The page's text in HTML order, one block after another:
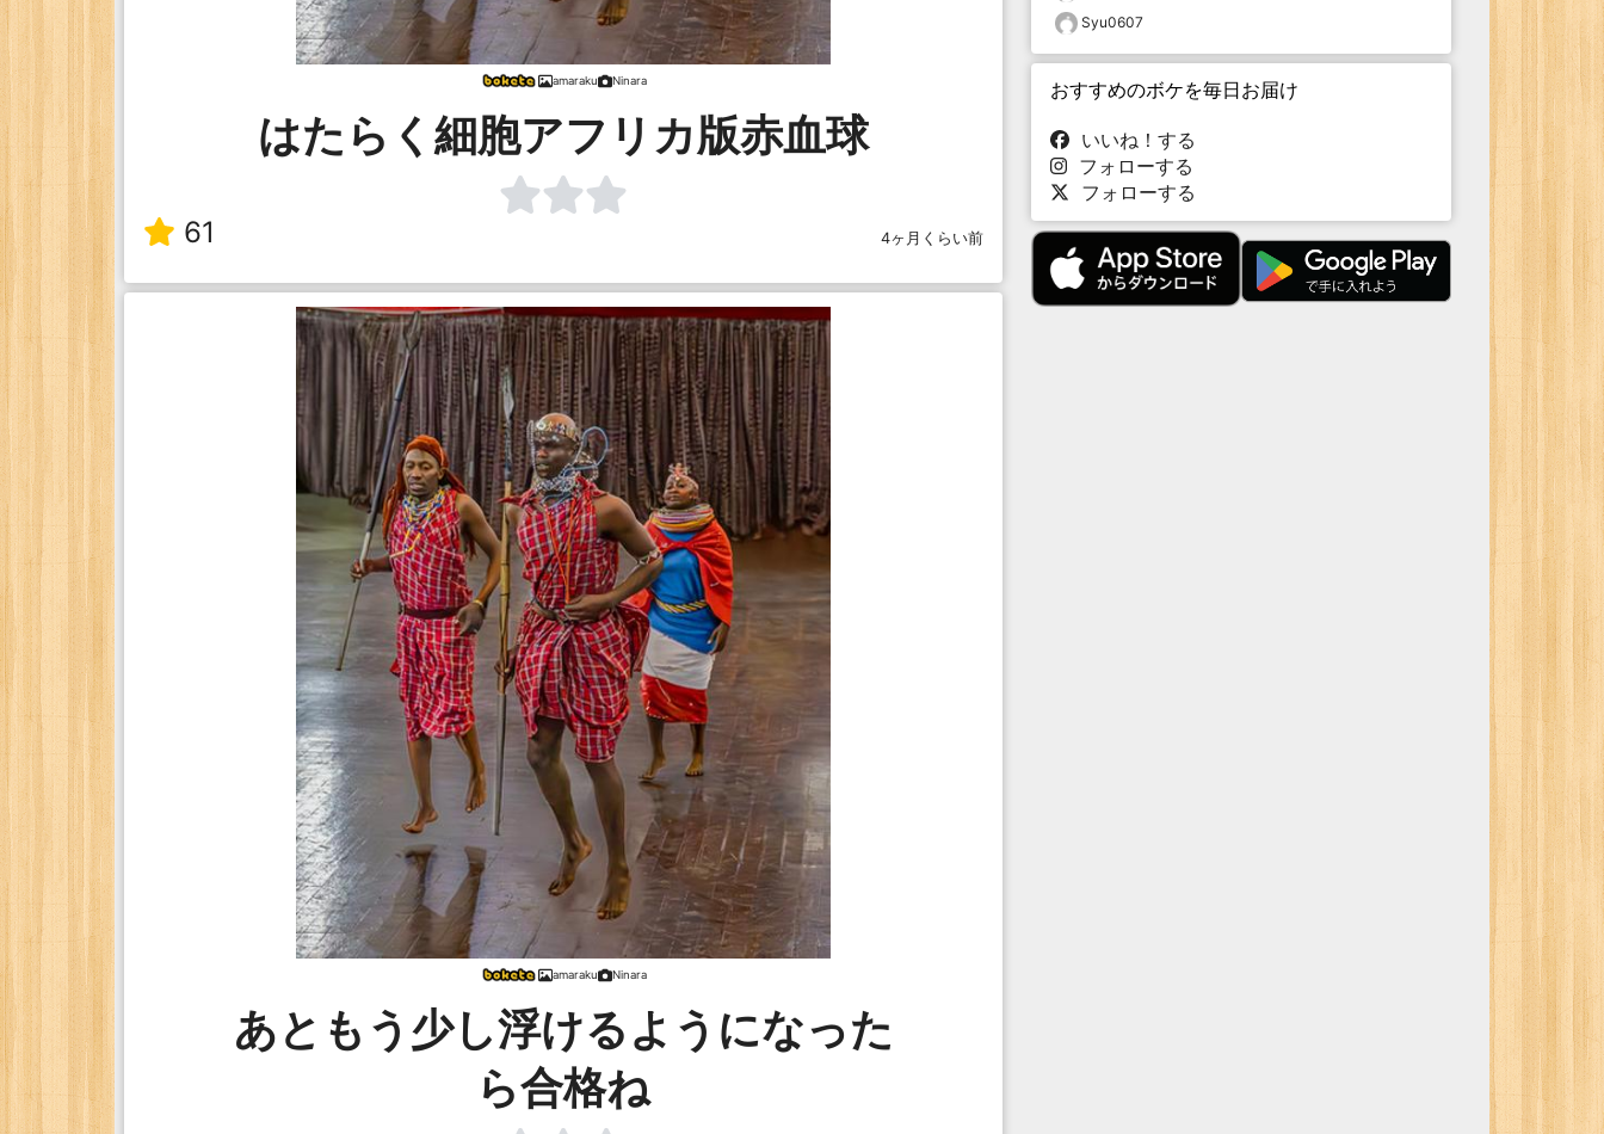
amaraku Ninara
はたらく細胞アフリカ版赤血球
61 4ヶ月くらい前
amaraku Ninara
あともう少し浮けるようになった
ら合格ね
Syu0607
おすすめのボケを毎日お届け
いいね！する
フォローする
フォローする